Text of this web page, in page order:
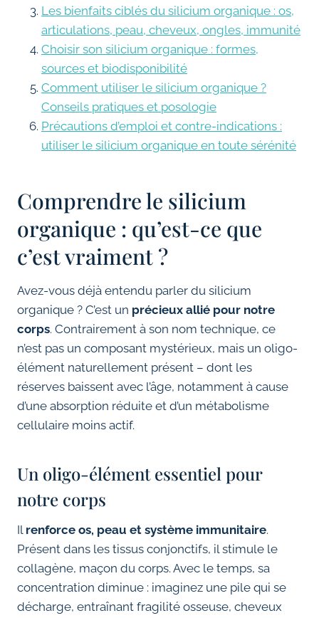
Les bienfaits ciblés du silicium organique : os,
articulations, peau, cheveux, ongles, immunité
Choisir son silicium organique : formes,
sources et biodisponibilité
Comment utiliser le silicium organique ?
Conseils pratiques et posologie
Précautions d’emploi et contre-indications :
utiliser le silicium organique en toute sérénité
Comprendre le silicium
organique : qu’est-ce que
c’est vraiment ?
Avez-vous déjà entendu parler du silicium
organique ? C’est un précieux allié pour notre
corps. Contrairement à son nom technique, ce
n’est pas un composant mystérieux, mais un oligo-
élément naturellement présent – dont les
réserves baissent avec l’âge, notamment à cause
d’une absorption réduite et d’un métabolisme
cellulaire moins actif.
Un oligo-élément essentiel pour
notre corps
Il renforce os, peau et système immunitaire.
Présent dans les tissus conjonctifs, il stimule le
collagène, maçon du corps. Avec le temps, sa
concentration diminue : imaginez une pile qui se
décharge, entraînant fragilité osseuse, cheveux